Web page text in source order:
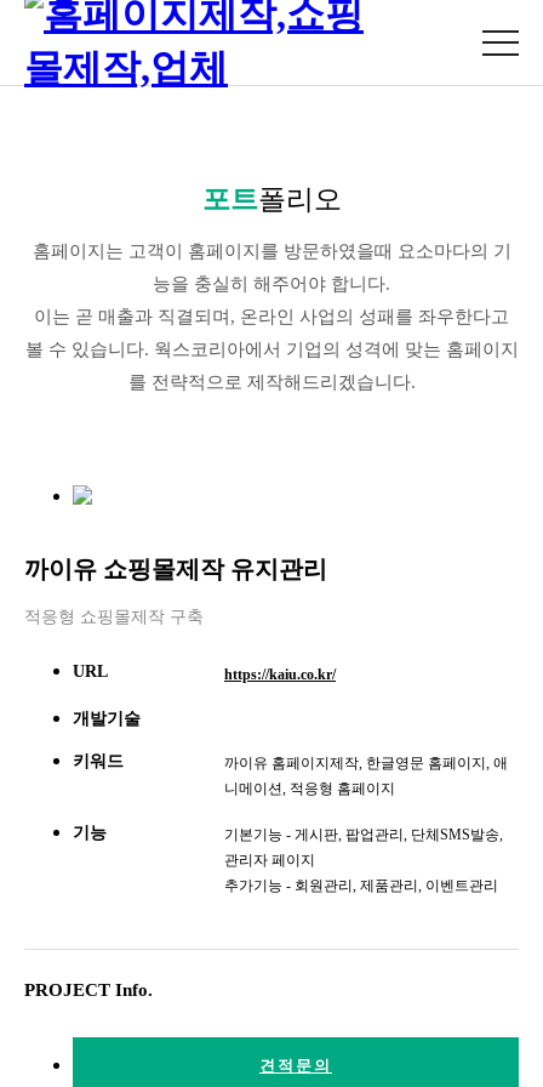
포트폴리오
홈페이지는 고객이 홈페이지를 방문하였을때 요소마다의 기
능을 충실히 해주어야 합니다.
이는 곧 매출과 직결되며, 온라인 사업의 성패를 좌우한다고
볼 수 있습니다. 웍스코리아에서 기업의 성격에 맞는 홈페이지
를 전략적으로 제작해드리겠습니다.
까이유 쇼핑몰제작 유지관리
적응형 쇼핑몰제작 구축
URL https://kaiu.co.kr/
개발기술
키워드
까이유 홈페이지제작, 한글영문 홈페이지, 애
니메이션, 적응형 홈페이지
기능
기본기능 - 게시판, 팝업관리, 단체SMS발송,
관리자 페이지
추가기능 - 회원관리, 제품관리, 이벤트관리
PROJECT Info.
견적문의